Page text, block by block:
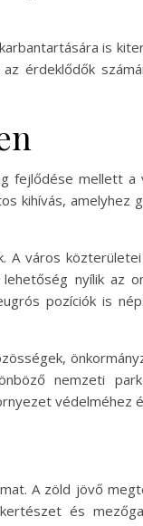
is
érdeklődők
fejlődése mellett
kihívás, amelyhez
A város
nyílik az
pozíciók is
nemzeti
védelméhez
A zöld jövő
és